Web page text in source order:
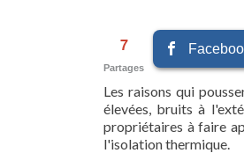
7
Partages
Les raisons qui
élevées, bruits à
propriétaires à faire
l'isolation thermique.